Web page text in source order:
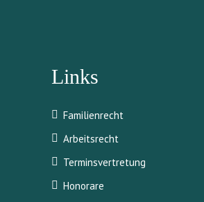
Links
Familienrecht
Arbeitsrecht
Terminsvertretung
Honorare